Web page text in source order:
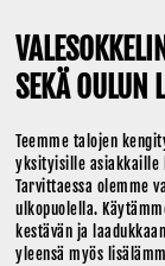
SEKÄ OULUN
Teemme talojen
yksityisille
Tarvittaessa olemme
ulkopuolella.
kestävän ja
yleensä myös